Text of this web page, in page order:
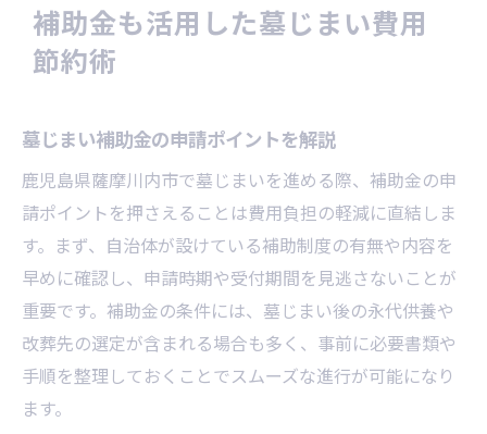
補助金も活用した墓じまい費用
節約術
墓じまい補助金の申請ポイントを解説
鹿児島県薩摩川内市で墓じまいを進める際、補助金の申
請ポイントを押さえることは費用負担の軽減に直結しま
す。まず、自治体が設けている補助制度の有無や内容を
早めに確認し、申請時期や受付期間を見逃さないことが
重要です。補助金の条件には、墓じまい後の永代供養や
改葬先の選定が含まれる場合も多く、事前に必要書類や
手順を整理しておくことでスムーズな進行が可能になり
ます。